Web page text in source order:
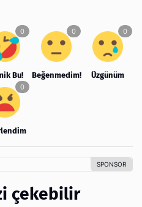
Bu! Beğenmedim! Üzgünüm
çekebilir